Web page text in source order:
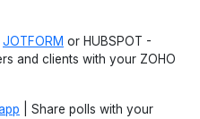
JOTFORM or HUBSPOT -
and clients with your ZOHO
| Share polls with your